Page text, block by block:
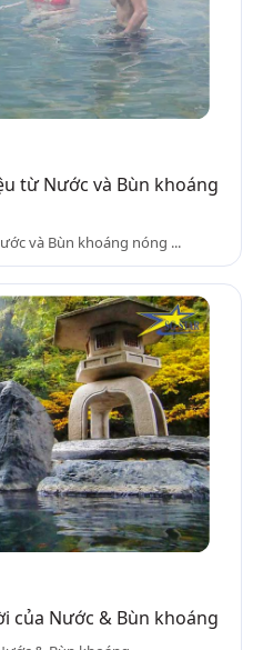
từ Nước và Bùn khoáng
và Bùn khoáng nóng ...
của Nước & Bùn khoáng